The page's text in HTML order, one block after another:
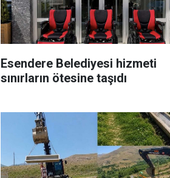
Esendere Belediyesi hizmeti
sınırların ötesine taşıdı